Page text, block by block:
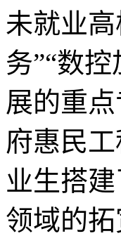
未就业
务”“数
展的重
府惠民
业生搭
领域的